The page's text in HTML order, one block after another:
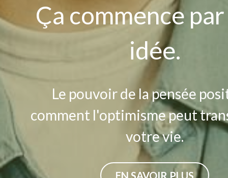
Ça commence
idée.
Le pouvoir de la pensée
comment l'optimisme peut
votre vie.